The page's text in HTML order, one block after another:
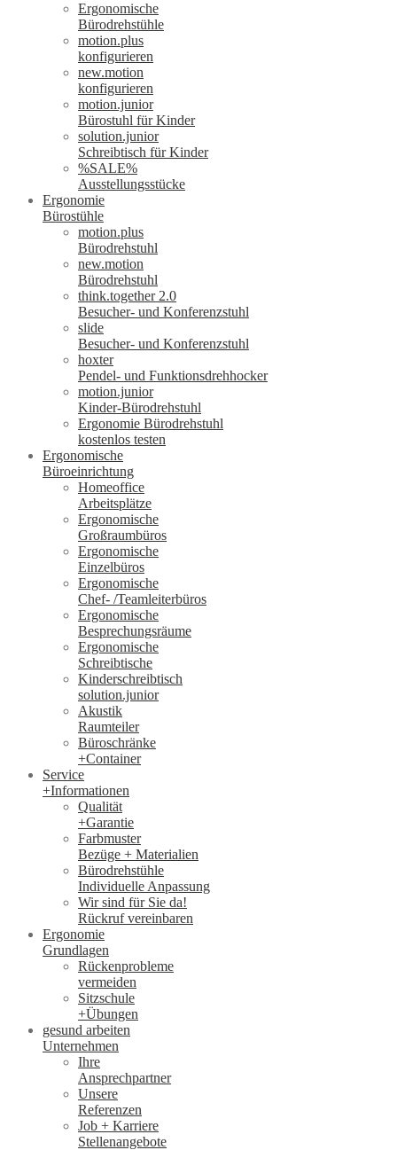
Ergonomische
Bürodrehstühle
motion.plus
konfigurieren
new.motion
konfigurieren
motion.junior
Bürostuhl für Kinder
solution.junior
Schreibtisch für Kinder
%SALE%
Ausstellungsstücke
Ergonomie
Bürostühle
motion.plus
Bürodrehstuhl
new.motion
Bürodrehstuhl
think.together 2.0
Besucher- und Konferenzstuhl
slide
Besucher- und Konferenzstuhl
hoxter
Pendel- und Funktionsdrehhocker
motion.junior
Kinder-Bürodrehstuhl
Ergonomie Bürodrehstuhl
kostenlos testen
Ergonomische
Büroeinrichtung
Homeoffice
Arbeitsplätze
Ergonomische
Großraumbüros
Ergonomische
Einzelbüros
Ergonomische
Chef- /Teamleiterbüros
Ergonomische
Besprechungsräume
Ergonomische
Schreibtische
Kinderschreibtisch
solution.junior
Akustik
Raumteiler
Büroschränke
+Container
Service
+Informationen
Qualität
+Garantie
Farbmuster
Bezüge + Materialien
Bürodrehstühle
Individuelle Anpassung
Wir sind für Sie da!
Rückruf vereinbaren
Ergonomie
Grundlagen
Rückenprobleme
vermeiden
Sitzschule
+Übungen
gesund arbeiten
Unternehmen
Ihre
Ansprechpartner
Unsere
Referenzen
Job + Karriere
Stellenangebote